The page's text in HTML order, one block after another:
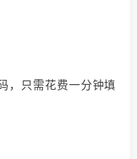
，只需花费一分钟填